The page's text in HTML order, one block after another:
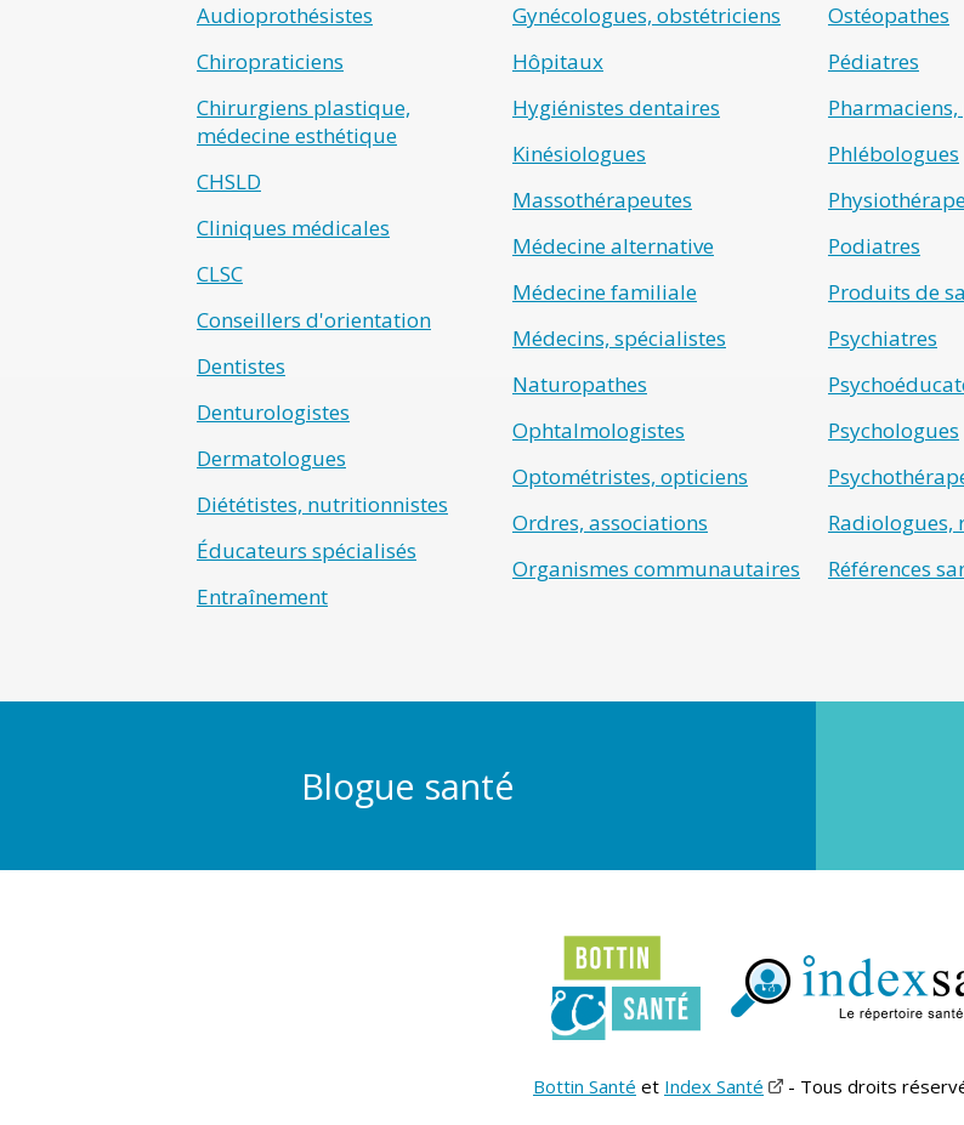
Audioprothésistes
Chiropraticiens
Chirurgiens plastique,
médecine esthétique
CHSLD
Cliniques médicales
CLSC
Conseillers d'orientation
Dentistes
Denturologistes
Dermatologues
Diététistes, nutritionnistes
Éducateurs spécialisés
Entraînement
Gynécologues, obstétriciens
Hôpitaux
Hygiénistes dentaires
Kinésiologues
Massothérapeutes
Médecine alternative
Médecine familiale
Médecins, spécialistes
Naturopathes
Ophtalmologistes
Optométristes, opticiens
Ordres, associations
Organismes communautaires
Ostéopathes
Pédiatres
Phlébologues
Podiatres
Produits de
Psychiatres
Psychologues
Radiologues,
Références
Blogue santé
Bottin Santé et Index Santé
- Tous droits